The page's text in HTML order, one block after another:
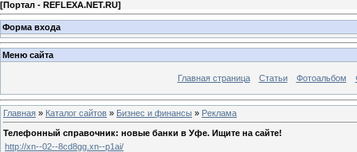
[Портал - REFLEXA.NET.RU]
Форма входа
Меню сайта
Главная страница Статьи Фотоальбом
Главная » Каталог сайтов » Бизнес и финансы » Реклама
Телефонный справочник: новые банки в Уфе. Ищите на сайте!
http://xn--02--8cd8gg.xn--p1ai/